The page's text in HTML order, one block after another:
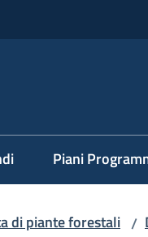
Piani
di piante forestali /